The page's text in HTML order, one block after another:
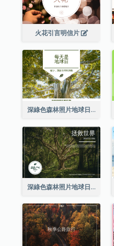
火花引言明信片
深綠色森林照片地球日明信片
深綠色森林照片地球日明信片